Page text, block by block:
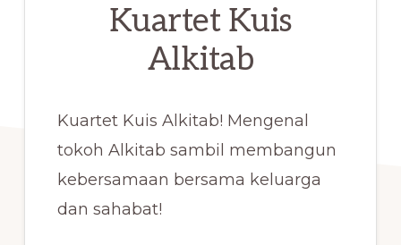
Kuartet Kuis
Alkitab
Kuartet Kuis Alkitab! Mengenal
tokoh Alkitab sambil membangun
kebersamaan bersama keluarga
dan sahabat!